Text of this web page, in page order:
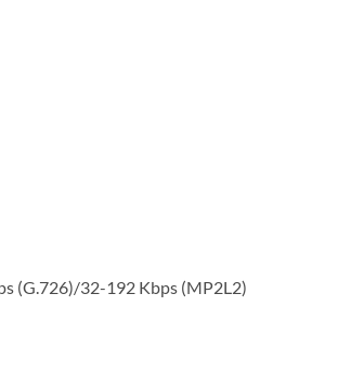
(G.726)/32-192 Kbps (MP2L2)